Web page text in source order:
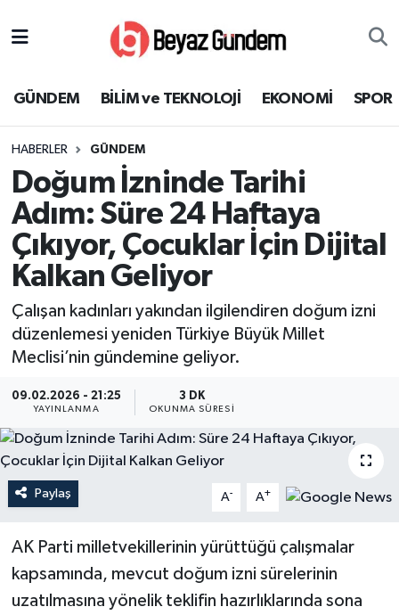
GÜNDEM BİLİM ve TEKNOLOJİ EKONOMİ SPOR
HABERLER GÜNDEM
Doğum İzninde Tarihi
Adım: Süre 24 Haftaya
Çıkıyor, Çocuklar İçin Dijital
Kalkan Geliyor
Çalışan kadınları yakından ilgilendiren doğum izni
düzenlemesi yeniden Türkiye Büyük Millet
Meclisi’nin gündemine geliyor.
09.02.2026 - 21:25
YAYINLANMA
3 DK
OKUNMA SÜRESI
Paylaş A- A+
AK Parti milletvekillerinin yürüttüğü çalışmalar
kapsamında, mevcut doğum izni sürelerinin
uzatılmasına yönelik teklifin hazırlıklarında sona
EKONOMİ
SPOR
SAĞLIK
KÜLTÜR SANAT
YEREL
Süper Lig Puan Durumu ve Fikstür
Tüm Manşetler
Son Dakika Haberleri